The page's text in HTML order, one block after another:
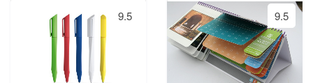
9.5 9.5